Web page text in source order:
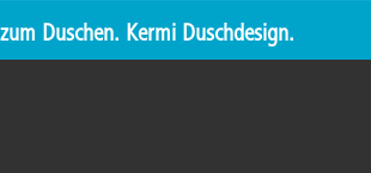
Duschen. Kermi Duschdesign.